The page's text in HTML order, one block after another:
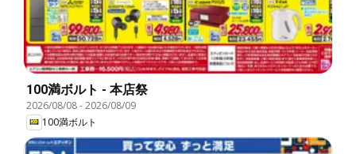
100満ボルト - 本店祭
2026/08/08-2026/08/09
100満ボルト